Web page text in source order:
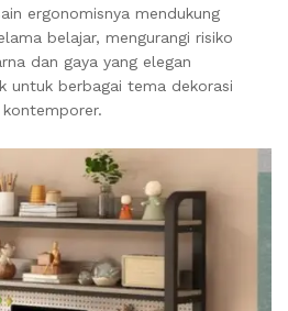
ergonomisnya mendukung
belajar, mengurangi risiko
dan gaya yang elegan
untuk berbagai tema dekorasi